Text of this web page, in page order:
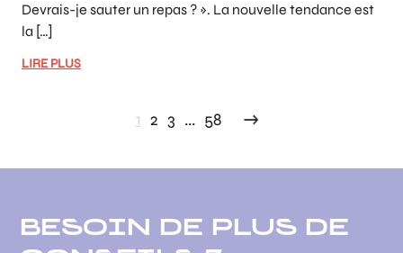
Devrais-je sauter un repas ? ». La nouvelle tendance est
la […]
LIRE PLUS
1 2 3 ... 58
BESOIN DE PLUS DE